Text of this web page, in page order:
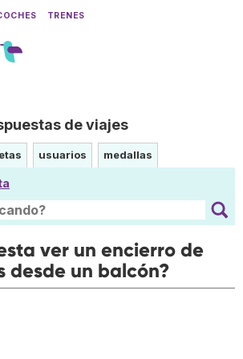
TRENES
de viajes
usuarios medallas
ver un encierro de
desde un balcón?